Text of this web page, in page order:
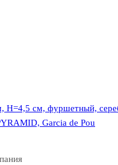
Н=4,5 см, фуршетный,
Garcia de Pou